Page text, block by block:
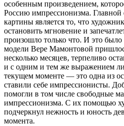
особенным произведением,
Россию импрессионизма. Главной
картины является то, что
остановить мгновение и
произошло только что. И это было
модели Вере Мамонтовой
несколько месяцев, терпеливо
и с одним и тем же выражением
текущем моменте — это одна из
ставили себе импрессионисты.
помогли в том числе свободные
импрессионизма. С их помощью
подчеркнул нежность и юность
момента.